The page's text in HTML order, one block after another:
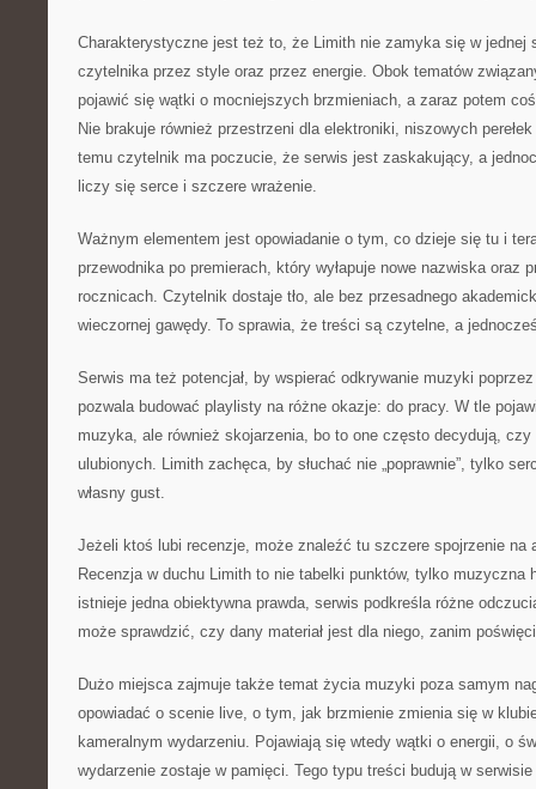
Charakterystyczne jest też to, że Limith nie zamyka się w jednej
czytelnika przez style oraz przez energie. Obok tematów
pojawić się wątki o mocniejszych brzmieniach, a zaraz potem
Nie brakuje również przestrzeni dla elektroniki, niszowych
temu czytelnik ma poczucie, że serwis jest zaskakujący, a
liczy się serce i szczere wrażenie.
Ważnym elementem jest opowiadanie o tym, co dzieje się tu i
przewodnika po premierach, który wyłapuje nowe nazwiska oraz
rocznicach. Czytelnik dostaje tło, ale bez przesadnego
wieczornej gawędy. To sprawia, że treści są czytelne, a
Serwis ma też potencjał, by wspierać odkrywanie muzyki
pozwala budować playlisty na różne okazje: do pracy. W tle
muzyka, ale również skojarzenia, bo to one często decydują, czy
ulubionych. Limith zachęca, by słuchać nie „poprawnie”, tylko
własny gust.
Jeżeli ktoś lubi recenzje, może znaleźć tu szczere spojrzenie na
Recenzja w duchu Limith to nie tabelki punktów, tylko muzyczna
istnieje jedna obiektywna prawda, serwis podkreśla różne
może sprawdzić, czy dany materiał jest dla niego, zanim
Dużo miejsca zajmuje także temat życia muzyki poza samym
opowiadać o scenie live, o tym, jak brzmienie zmienia się w
kameralnym wydarzeniu. Pojawiają się wtedy wątki o energii, o
wydarzenie zostaje w pamięci. Tego typu treści budują w